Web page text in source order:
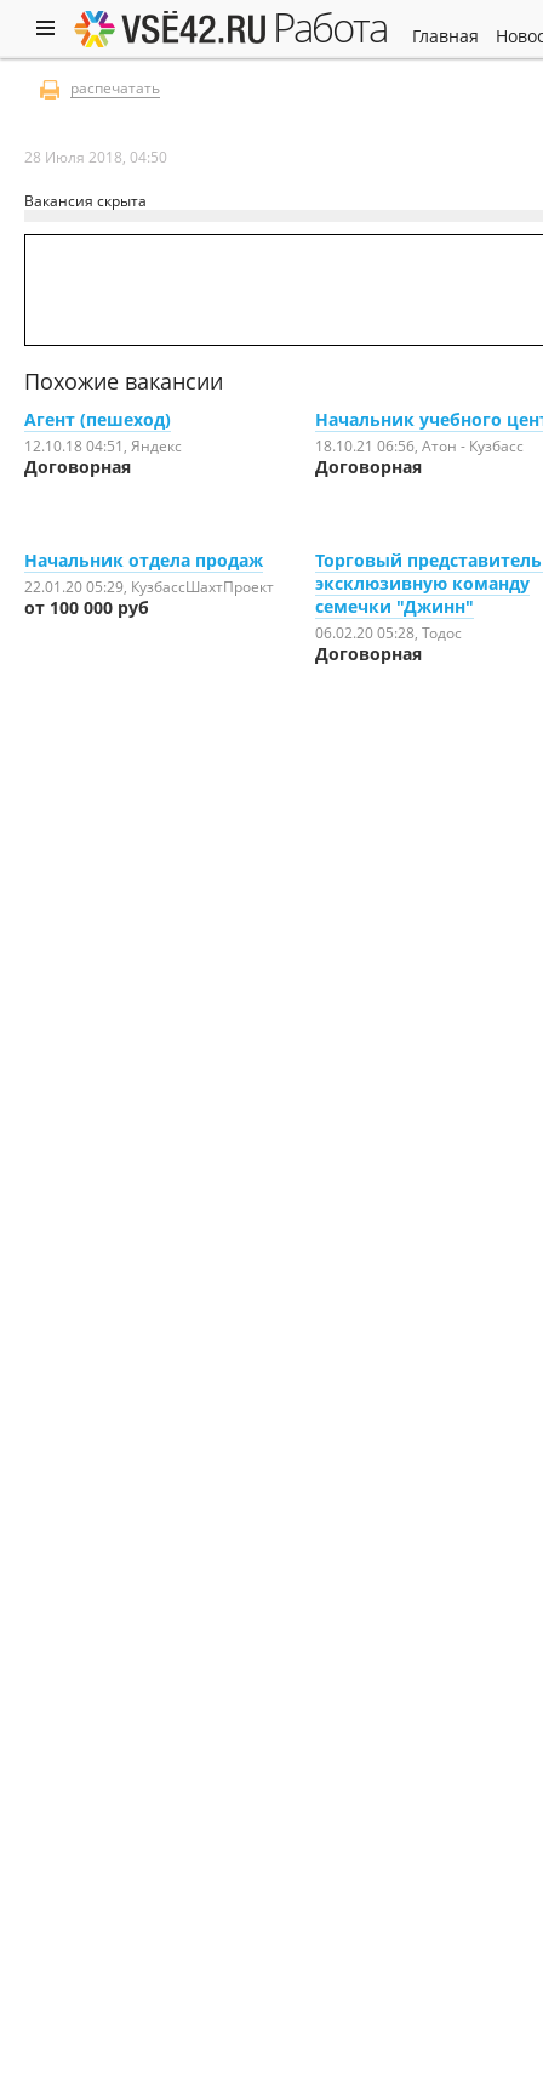
работа главная
распечатать
28 Июля 2018, 04:50
Вакансия скрыта
Похожие вакансии
Агент (пешеход)
12.10.18 04:51 , Яндекс
Договорная
Начальник учебного
18.10.21 06:56 , Атон - Кузбасс
Договорная
Начальник отдела продаж
22.01.20 05:29 , КузбассШахтПроект
от 100 000 руб
Торговый
эксклюзивную команду
семечки "Джинн"
06.02.20 05:28 , Тодос
Договорная